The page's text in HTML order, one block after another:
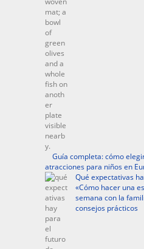
Guía completa: cómo
atracciones para niños en
Qué expectativas
«Cómo hacer una
semana con la
consejos prácticos